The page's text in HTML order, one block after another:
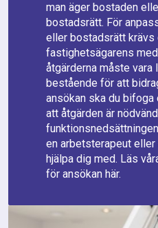
man äger bostaden
bostadsrätt. För
eller bostadsrätt krävs
fastighetsägarens
åtgärderna måste vara
bestående för att
ansökan ska du
att åtgärden är
en arbetsterapeut eller
hjälpa dig med. Läs
för ansökan här.